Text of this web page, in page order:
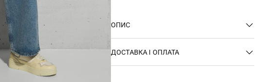
ОПИС
ДОСТАВКА І ОПЛАТА